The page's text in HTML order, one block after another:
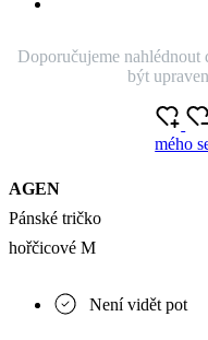
Doporučujeme
být
AGEN
Pánské tričko
hořčicové M
mého
Není vidět pot